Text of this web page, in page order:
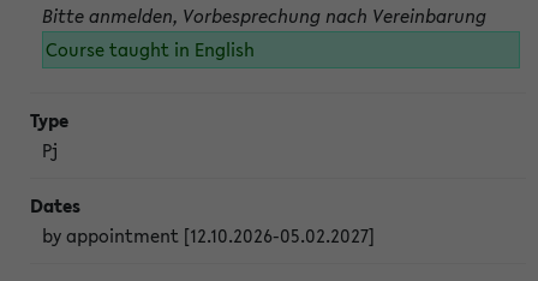
Bitte anmelden, Vorbesprechung nach Vereinbarung
Course taught in English
Pj
by appointment [12.10.2026-05.02.2027]